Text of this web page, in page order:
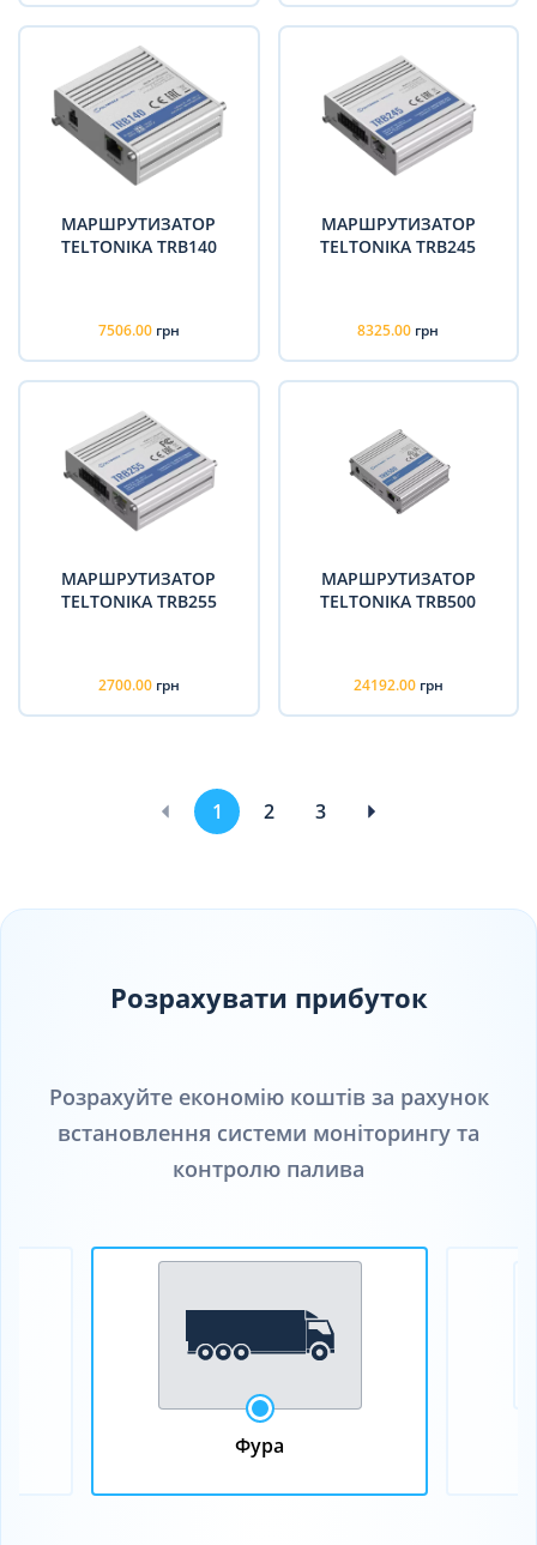
МАРШРУТИЗАТОР
TELTONIKA TRB140
7506.00 грн
МАРШРУТИЗАТОР
TELTONIKA TRB245
8325.00 грн
МАРШРУТИЗАТОР
TELTONIKA TRB255
2700.00 грн
МАРШРУТИЗАТОР
TELTONIKA TRB500
24192.00 грн
1 2 3
Розрахувати прибуток
Розрахуйте економію коштів за рахунок
встановлення системи моніторингу та
контролю палива
Фура